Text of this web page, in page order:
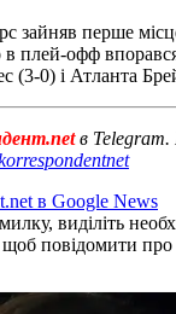
зайняв перше
в плей-офф
(3-0) і Атланта
в Telegram.
в Google News
виділіть
повідомити